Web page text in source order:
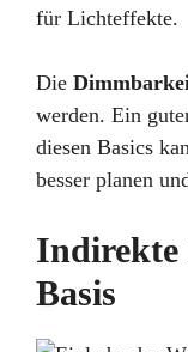
für Lichteffekte.
Die
werden. Ein
diesen Basics
besser planen
Indirekte
Basis